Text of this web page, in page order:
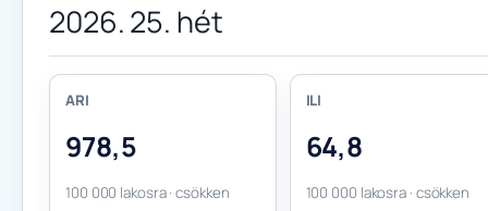
2026. 25. hét
ARI
978,5
100 000 lakosra · csökken
ILI
64,8
100 000 lakosra · csökken